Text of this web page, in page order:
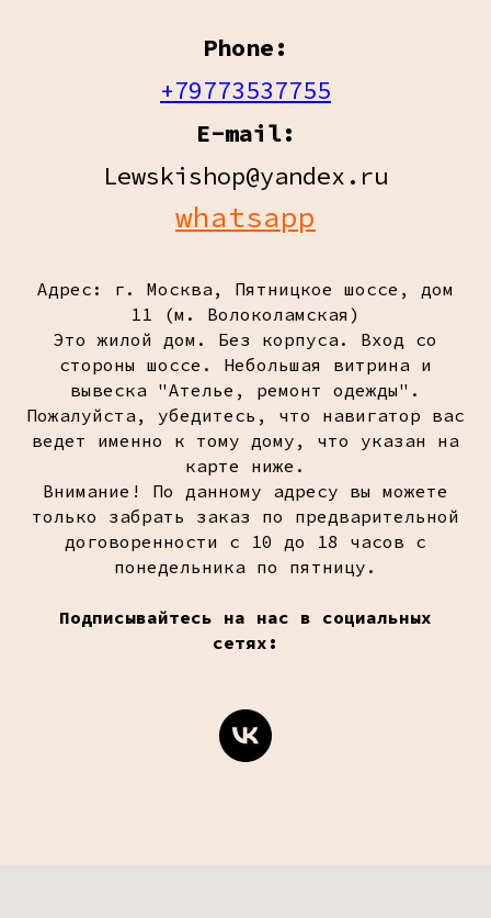
Phone:
+79773537755
E-mail:
Lewskishop@yandex.ru
whatsapp
Адрес: г. Москва, Пятницкое шоссе, дом
11 (м. Волоколамская)
Это жилой дом. Без корпуса. Вход со
стороны шоссе. Небольшая витрина и
вывеска "Ателье, ремонт одежды".
Пожалуйста, убедитесь, что навигатор вас
ведет именно к тому дому, что указан на
карте ниже.
Внимание! По данному адресу вы можете
только забрать заказ по предварительной
договоренности с 10 до 18 часов с
понедельника по пятницу.
Подписывайтесь на нас в социальных
сетях: